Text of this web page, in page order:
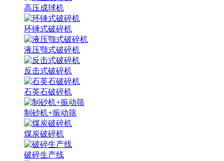
高压成球机
环锤式破碎机
液压颚式破碎机
反击式破碎机
石英石破碎机
制砂机+振动筛
煤炭破碎机
破碎生产线